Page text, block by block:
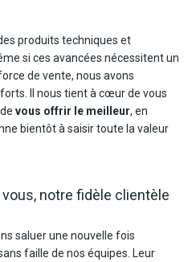
produits techniques et
si ces avancées nécessitent un
de vente, nous avons
Il nous tient à cœur de vous
vous offrir le meilleur, en
bientôt à saisir toute la valeur
notre fidèle clientèle
saluer une nouvelle fois
faille de nos équipes. Leur